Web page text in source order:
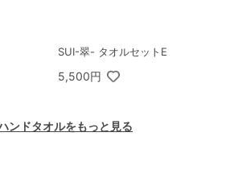
SUI-翠- タオルセットE
5,500円
ンドタオルをもっと見る